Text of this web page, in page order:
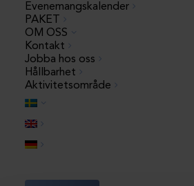
Evenemangskalender
PAKET
OM OSS
Kontakt
Jobba hos oss
Hållbarhet
Aktivitetsområde